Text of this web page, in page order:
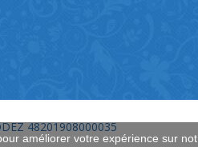
améliorer votre expérience sur
48201908000035